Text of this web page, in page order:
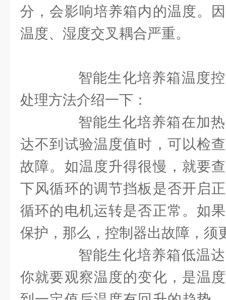
分，会影响培养箱内的温度。
温度、湿度交叉耦合严重。
智能生化培养箱温度控
处理方法介绍一下：
智能生化培养箱在加热
达不到试验温度值时，可以检
故障。如温度升得很慢，就要
下风循环的调节挡板是否开启
循环的电机运转是否正常。如
保护，那么，控制器出故障，须
智能生化培养箱低温达
你就要观察温度的变化，是温